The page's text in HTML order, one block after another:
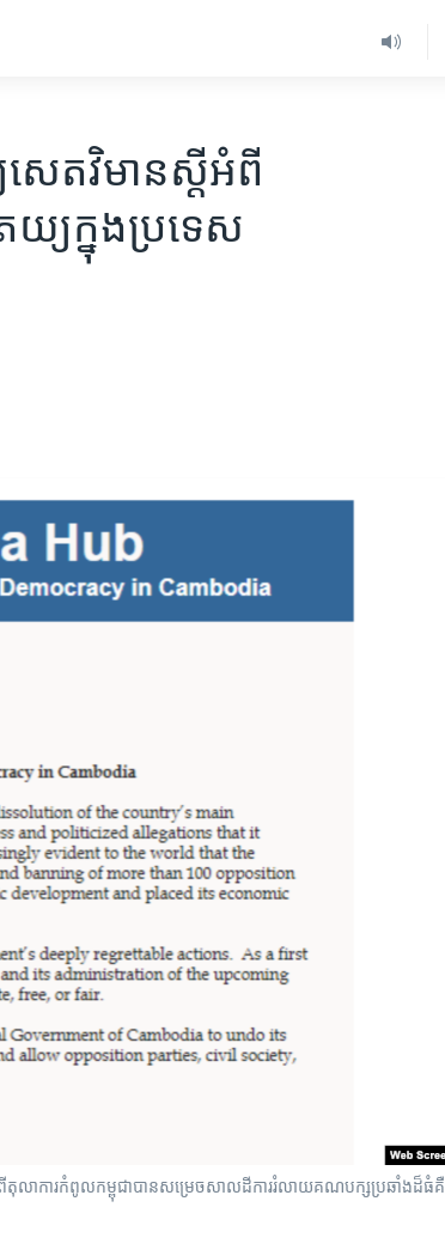
សេតវិមាន​ស្តី​អំពី​
យ្យ​ក្នុង​ប្រទេស​
ប់ពី​តុលាការកំពូល​កម្ពុជា​បាន​សម្រេចសាលដីការ​រំលាយ​គណបក្ស​ប្រឆាំង​ដ៏​ធំ​គឺ​